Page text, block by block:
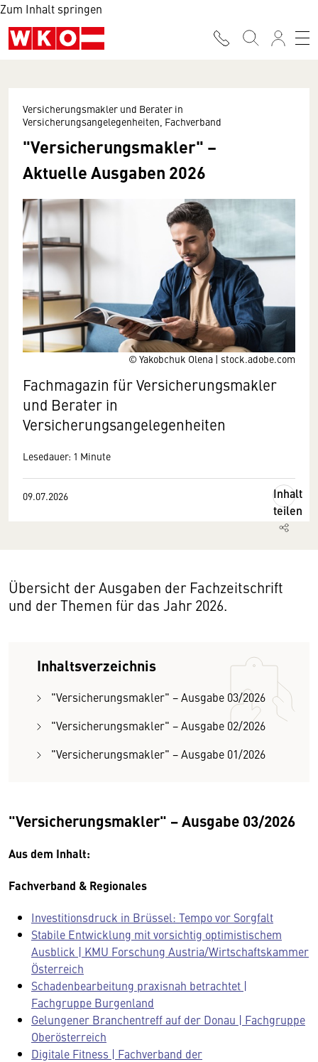
Zum Inhalt springen
© Yakobchuk Olena | stock.adobe.com
Versicherungsmakler und Berater in
Versicherungsangelegenheiten, Fachverband
"Versicherungsmakler" –
Aktuelle Ausgaben 2026
Fachmagazin für Versicherungsmakler
und Berater in
Versicherungsangelegenheiten
Lesedauer: 1 Minute
09.07.2026
Inhalt
teilen
Übersicht der Ausgaben der Fachzeitschrift
und der Themen für das Jahr 2026.
Inhaltsverzeichnis
"Versicherungsmakler" − Ausgabe 03/2026
"Versicherungsmakler" − Ausgabe 02/2026
"Versicherungsmakler" − Ausgabe 01/2026
"Versicherungsmakler" − Ausgabe 03/2026
Aus dem Inhalt:
Fachverband & Regionales
Investitionsdruck in Brüssel: Tempo vor Sorgfalt
Stabile Entwicklung mit vorsichtig optimistischem
Ausblick | KMU Forschung Austria/Wirtschaftskammer
Österreich
Schadenbearbeitung praxisnah betrachtet |
Fachgruppe Burgenland
Gelungener Branchentreff auf der Donau | Fachgruppe
Oberösterreich
Digitale Fitness | Fachverband der